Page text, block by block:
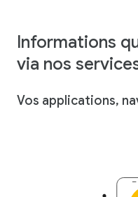
Informations
via nos
Vos applications,